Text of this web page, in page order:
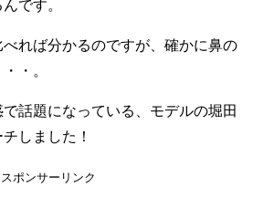
です。
れば分かるのですが、確かに鼻の
・。
話題になっている、モデルの堀田
しました！
スポンサーリンク